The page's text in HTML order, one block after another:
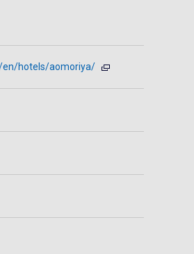
en/hotels/aomoriya/